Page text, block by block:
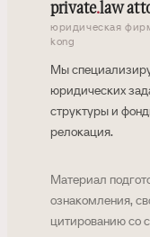
private.law
юридическая
kong
Мы
юридических
структуры и
релокация.
Материал
ознакомления,
цитированию со